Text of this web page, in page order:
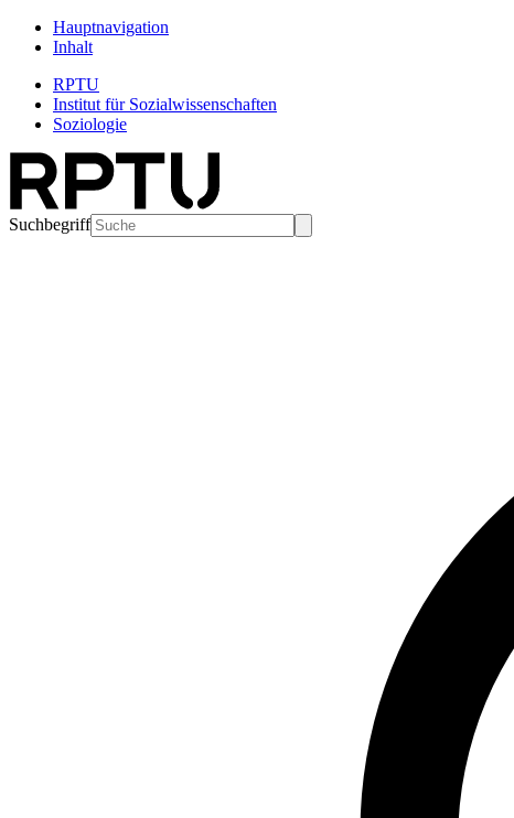
Hauptnavigation
Inhalt
RPTU
Institut für Sozialwissenschaften
Soziologie
Suchbegriff